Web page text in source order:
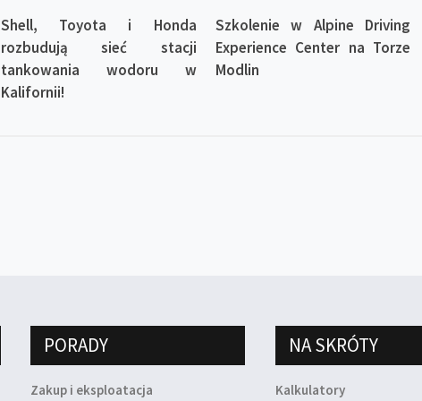
Shell, Toyota i Honda
rozbudują sieć stacji
tankowania wodoru w
Kalifornii!
Szkolenie w Alpine Driving
Experience Center na Torze
Modlin
PORADY
Zakup i eksploatacja
NA SKRÓTY
Kalkulatory